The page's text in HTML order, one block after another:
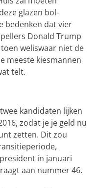
glazen bol-
bedenken dat vier
Donald Trump
weliswaar niet de
meeste kiesmannen
telt.
kandidaten lijken
zodat je je geld nu
zetten. Dit zou
in januari
aan nummer 46.